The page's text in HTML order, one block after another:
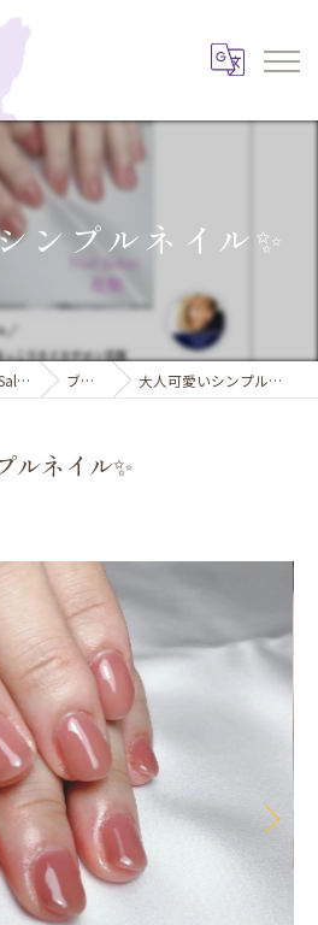
ンプルネイル✨️
半田市でネイルならNail Salon 花梨 ブログ 大人可愛いシンプルネイル✨️
ルネイル✨️